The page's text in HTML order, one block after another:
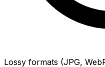
Lossy formats (JPG,